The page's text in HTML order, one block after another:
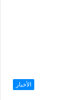
الأخبار